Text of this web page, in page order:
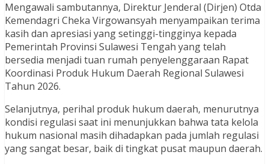
Mengawali sambutannya, Direktur Jenderal (Dirjen) Otda
Kemendagri Cheka Virgowansyah menyampaikan terima
kasih dan apresiasi yang setinggi-tingginya kepada
Pemerintah Provinsi Sulawesi Tengah yang telah
bersedia menjadi tuan rumah penyelenggaraan Rapat
Koordinasi Produk Hukum Daerah Regional Sulawesi
Tahun 2026.
Selanjutnya, perihal produk hukum daerah, menurutnya
kondisi regulasi saat ini menunjukkan bahwa tata kelola
hukum nasional masih dihadapkan pada jumlah regulasi
yang sangat besar, baik di tingkat pusat maupun daerah.